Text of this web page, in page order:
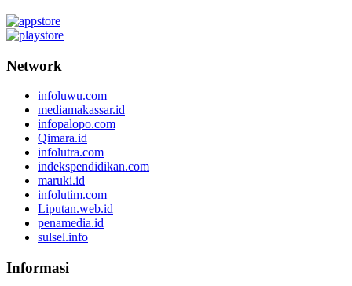
Network
infoluwu.com
mediamakassar.id
infopalopo.com
Qimara.id
infolutra.com
indekspendidikan.com
maruki.id
infolutim.com
Liputan.web.id
penamedia.id
sulsel.info
Informasi